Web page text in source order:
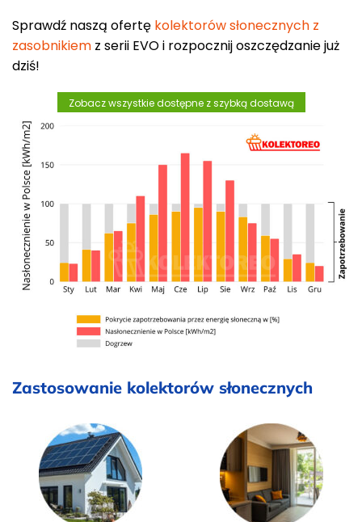
Sprawdź naszą ofertę kolektorów słonecznych z
zasobnikiem z serii EVO i rozpocznij oszczędzanie już
dziś!
Zobacz wszystkie dostępne z szybką dostawą
Zastosowanie kolektorów słonecznych